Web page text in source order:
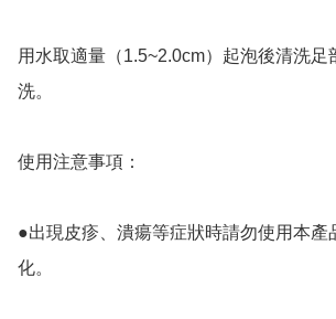
用水取適量（1.5~2.0cm）起泡後清洗足
洗。
使用注意事項：
●出現皮疹、潰瘍等症狀時請勿使用本產
化。